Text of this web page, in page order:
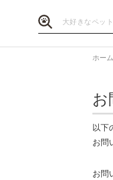
ホーム
お
以下
お問
お問